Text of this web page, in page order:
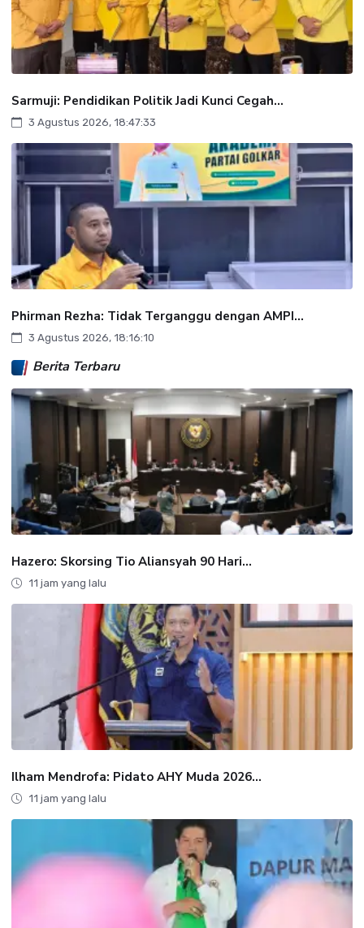
Sarmuji: Pendidikan Politik Jadi Kunci Cegah...
3 Agustus 2026, 18:47:33
Phirman Rezha: Tidak Terganggu dengan AMPI...
3 Agustus 2026, 18:16:10
Berita Terbaru
Hazero: Skorsing Tio Aliansyah 90 Hari...
11 jam yang lalu
Ilham Mendrofa: Pidato AHY Muda 2026...
11 jam yang lalu